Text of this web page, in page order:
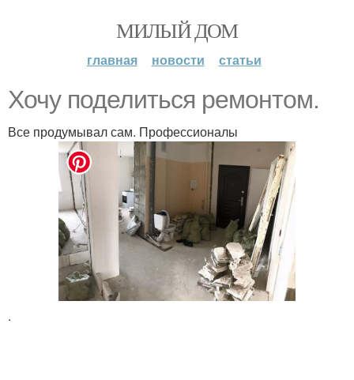
МИЛЫЙ ДОМ
главная новости статьи
Хочу поделиться ремонтом.
Все продумывал сам. Профессионалы
.